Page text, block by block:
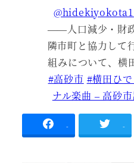
@hidekiyokota1
——人口減少・財
隣市町と協力して
組みについて、横
#高砂市 #横田ひで
ナル楽曲 – 高砂
- -